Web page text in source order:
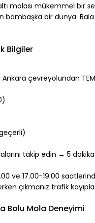
molası mükemmel bir
bambaşka bir dünya.
Bilgiler
çevreyolundan
takip edin → 5
ve 17.00-19.00
çıkmanız trafik
Bolu Mola Deneyimi